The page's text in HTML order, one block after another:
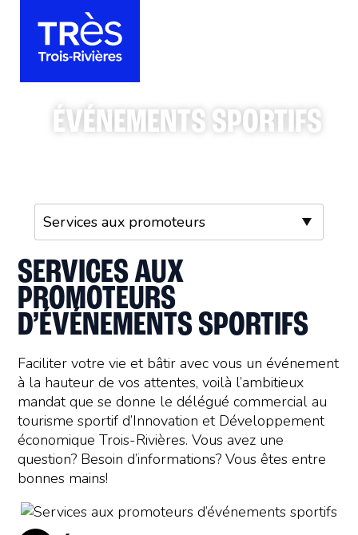
ÉVÉNEMENTS SPORTIFS
SERVICES AUX
PROMOTEURS
D’ÉVÉNEMENTS SPORTIFS
Faciliter votre vie et bâtir avec vous un événement
à la hauteur de vos attentes, voilà l’ambitieux
mandat que se donne le délégué commercial au
tourisme sportif d’Innovation et Développement
économique Trois-Rivières. Vous avez une
question? Besoin d’informations? Vous êtes entre
bonnes mains!